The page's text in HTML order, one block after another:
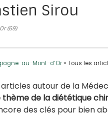
Sirou
(69)
au-Mont-d’Or»Tous les
autour de la
thème de la diététique
des clés pour bien